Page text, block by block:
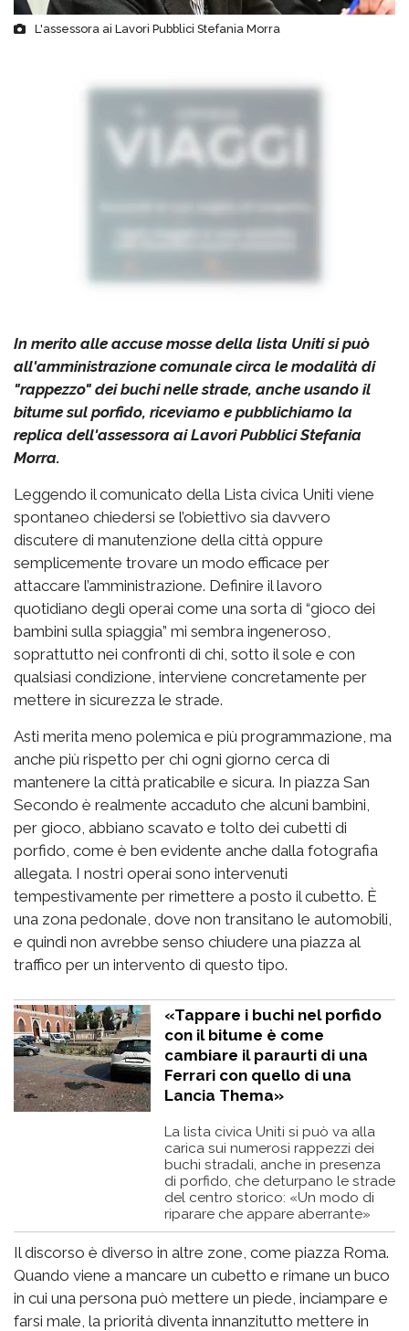
L'assessora ai Lavori Pubblici Stefania Morra
In merito alle accuse mosse della lista Uniti si può
all'amministrazione comunale circa le modalità di
"rappezzo" dei buchi nelle strade, anche usando il
bitume sul porfido, riceviamo e pubblichiamo la
replica dell'assessora ai Lavori Pubblici Stefania
Morra.
Leggendo il comunicato della Lista civica Uniti viene
spontaneo chiedersi se l’obiettivo sia davvero
discutere di manutenzione della città oppure
semplicemente trovare un modo efficace per
attaccare l’amministrazione. Definire il lavoro
quotidiano degli operai come una sorta di “gioco dei
bambini sulla spiaggia” mi sembra ingeneroso,
soprattutto nei confronti di chi, sotto il sole e con
qualsiasi condizione, interviene concretamente per
mettere in sicurezza le strade.
Asti merita meno polemica e più programmazione, ma
anche più rispetto per chi ogni giorno cerca di
mantenere la città praticabile e sicura. In piazza San
Secondo è realmente accaduto che alcuni bambini,
per gioco, abbiano scavato e tolto dei cubetti di
porfido, come è ben evidente anche dalla fotografia
allegata. I nostri operai sono intervenuti
tempestivamente per rimettere a posto il cubetto. È
una zona pedonale, dove non transitano le automobili,
e quindi non avrebbe senso chiudere una piazza al
traffico per un intervento di questo tipo.
«Tappare i buchi nel porfido
con il bitume è come
cambiare il paraurti di una
Ferrari con quello di una
Lancia Thema»
La lista civica Uniti si può va alla
carica sui numerosi rappezzi dei
buchi stradali, anche in presenza
di porfido, che deturpano le strade
del centro storico: «Un modo di
riparare che appare aberrante»
Il discorso è diverso in altre zone, come piazza Roma.
Quando viene a mancare un cubetto e rimane un buco
in cui una persona può mettere un piede, inciampare e
farsi male, la priorità diventa innanzitutto mettere in